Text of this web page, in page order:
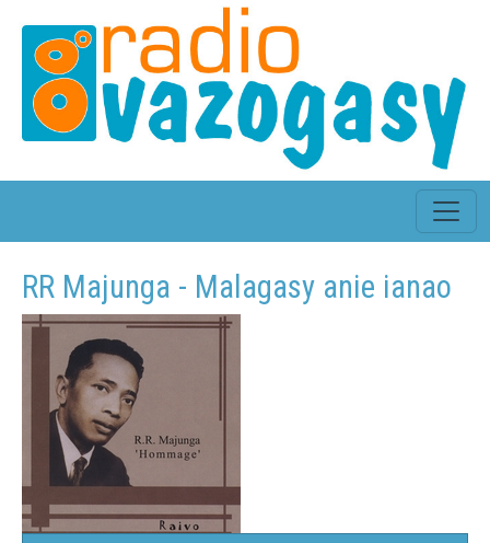
RR Majunga - Malagasy anie ianao